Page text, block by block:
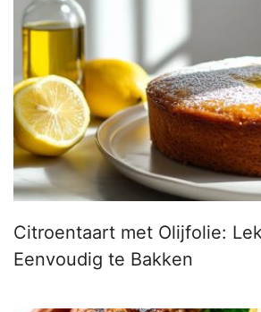
Citroentaart met Olijfolie:
Eenvoudig te Bakken